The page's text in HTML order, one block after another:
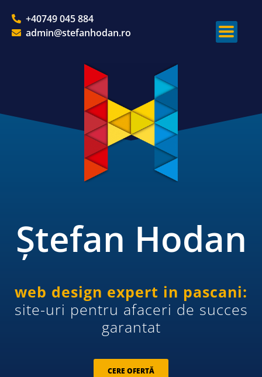
+40749 045 884
admin@stefanhodan.ro
Ștefan Hodan
web design expert in pascani:
site-uri pentru afaceri de succes
garantat
CERE OFERTĂ